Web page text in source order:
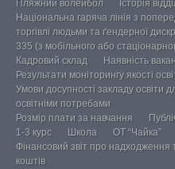
Пляжний волейбол
Історія
Національна гаряча лінія з
торгівлі людьми та ґендерної
335 (з мобільного або
Кадровий склад
Наявність
Результати моніторингу якості
Умови досупності закладу освіти
освітніми потребами
Розмір плати за навчання
1-3 курс
Школа ОТ “Чайка”
Фінансовий звіт про надходження
коштів